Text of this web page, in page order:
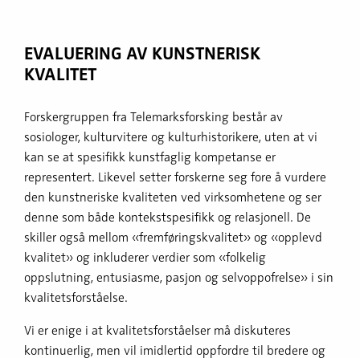
EVALUERING AV KUNSTNERISK
KVALITET
Forskergruppen fra Telemarksforsking består av
sosiologer, kulturvitere og kulturhistorikere, uten at vi
kan se at spesifikk kunstfaglig kompetanse er
representert. Likevel setter forskerne seg fore å vurdere
den kunstneriske kvaliteten ved virksomhetene og ser
denne som både kontekstspesifikk og relasjonell. De
skiller også mellom «fremføringskvalitet» og «opplevd
kvalitet» og inkluderer verdier som «folkelig
oppslutning, entusiasme, pasjon og selvoppofrelse» i sin
kvalitetsforståelse.
Vi er enige i at kvalitetsforståelser må diskuteres
kontinuerlig, men vil imidlertid oppfordre til bredere og